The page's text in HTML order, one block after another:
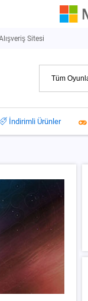
Sitesi
İndirimli Ürünler